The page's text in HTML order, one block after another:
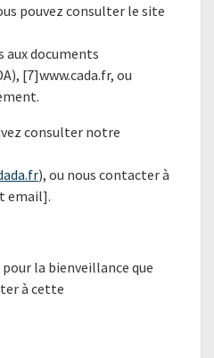
pouvez consulter le site
aux documents
[7]www.cada.fr, ou
consulter notre
), ou nous contacter à
email].
la bienveillance que
à cette